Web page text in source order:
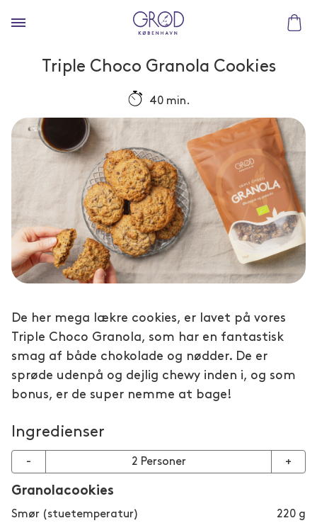
Triple Choco Granola Cookies
40 min.
De her mega lækre cookies, er lavet på vores
Triple Choco Granola, som har en fantastisk
smag af både chokolade og nødder. De er
sprøde udenpå og dejlig chewy inden i, og som
bonus, er de super nemme at bage!
Ingredienser
- 2 Personer +
Granolacookies
Smør (stuetemperatur) 220 g